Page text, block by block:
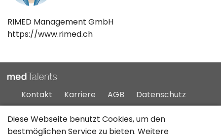
RIMED Management GmbH
https://www.rimed.ch
Kontakt Karriere AGB
Datenschutz
Impressum
Sitemap
Diese Webseite benutzt Cookies, um den
bestmöglichen Service zu bieten. Weitere